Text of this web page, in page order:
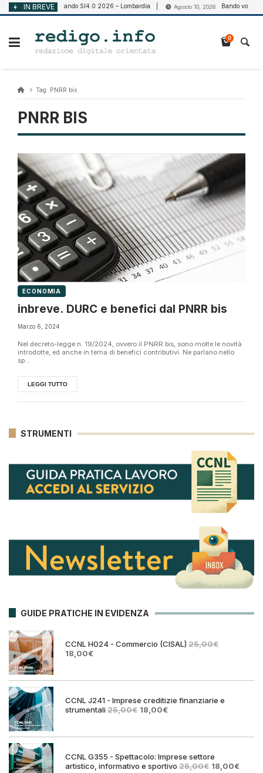
Vai
al
IN BREVE
Agosto 10, 2026 Bando SI4.0 2026 – Lombardia Agosto 10, 2026 Bando voucher
0
Tag: PNRR bis
PNRR BIS
ECONOMIA
inbreve. DURC e benefici dal PNRR bis
Marzo 6, 2024
Nel decreto-legge n. 19/2024, ovvero il PNRR bis, sono molte le novità
introdotte, ed anche in tema di benefici contributivi. Ne parlano nello
sp...
LEGGI TUTTO
STRUMENTI
GUIDE PRATICHE IN EVIDENZA
CCNL H024 - Commercio (CISAL) 25,00€
Il
era:
18,00€Il
è:
CCNL J241 - Imprese creditizie finanziarie e
strumentali25,00€ Il
era:
18,00€Il
è:
CCNL G355 - Spettacolo: Imprese settore
artistico, informativo e sportivo 25,00€ Il18,00€Il